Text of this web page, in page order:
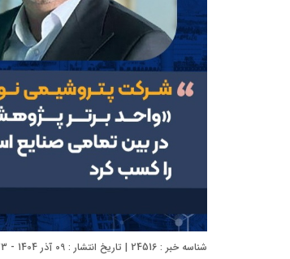
شناسه خبر : 24516 | تاریخ انتشار : 09 آذر 1404 - 10:23 | تعداد دیدگاه :